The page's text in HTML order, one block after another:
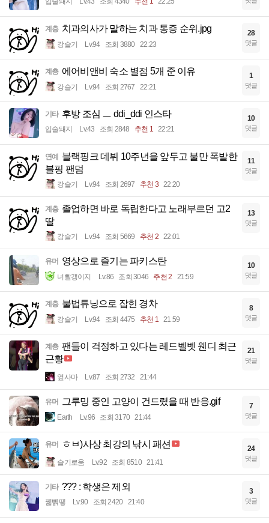
계층 치과의사가 말하는 치과 통증 순위.jpg
강슬기 Lv.94 조회 3880 22:23
28
댓글
계층 에어비앤비 숙소 별점 5개 준 이유
강슬기 Lv.94 조회 2767 22:21
1
댓글
기타 후방 조심 ㅡ ddi_ddi 인스타
입술돼지 Lv.43 조회 2848 추천 1 22:21
10
댓글
연예 블랙핑크 데뷔 10주년을 앞두고 불만 폭발한
블핑 팬덤
강슬기 Lv.94 조회 2697 추천 3 22:20
11
댓글
계층 졸업하면 바로 독립한다고 노래부르던 고2
딸
강슬기 Lv.94 조회 5669 추천 2 22:01
13
댓글
유머 영상으로 즐기는 파키스탄
너빨갱이지 Lv.86 조회 3046 추천 2 21:59
10
댓글
계층 불법튜닝으로 잡힌 경차
강슬기 Lv.94 조회 4475 추천 1 21:59
8
댓글
계층 팬들이 걱정하고 있다는 레드벨벳 웬디 최근
근황
옆사마 Lv.87 조회 2732 21:44
21
댓글
유머 그루밍 중인 고양이 건드렸을 때 반응.gif
Earth Lv.96 조회 3170 21:44
7
댓글
유머 ㅎㅂ)사상 최강의 낚시 패션
슬기로움 Lv.92 조회 8510 21:41
24
댓글
기타 ??? : 학생은 제외
꿻뻵뗗 Lv.90 조회 2420 21:40
3
댓글